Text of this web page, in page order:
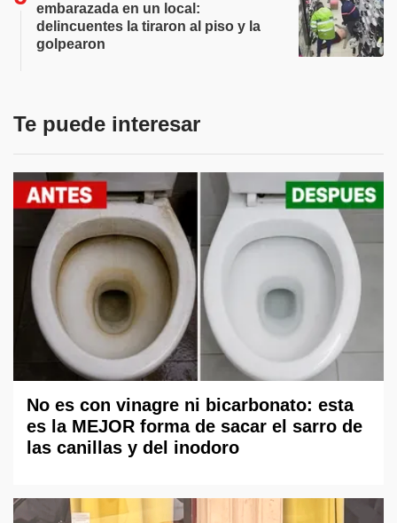
embarazada en un local:
delincuentes la tiraron al piso y la
golpearon
Te puede interesar
No es con vinagre ni bicarbonato: esta
es la MEJOR forma de sacar el sarro de
las canillas y del inodoro